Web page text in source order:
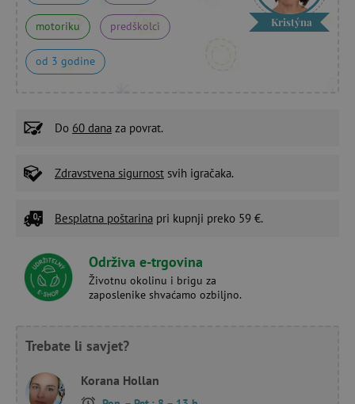
motoriku predškolci
od 3 godine
Kristýna
Do 60 dana za povrat.
Zdravstvena sigurnost svih igračaka.
Besplatna poštarina pri kupnji preko 59 €.
Održiva e-trgovina
Životnu okolinu i brigu za
zaposlenike shvaćamo ozbiljno.
Trebate li savjet?
Korana Hollan